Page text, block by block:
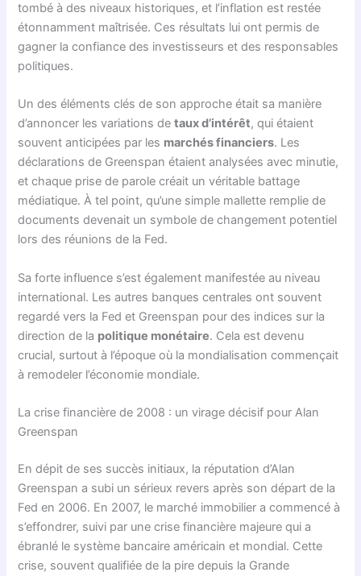
tombé à des niveaux historiques, et l’inflation est restée
étonnamment maîtrisée. Ces résultats lui ont permis de
gagner la confiance des investisseurs et des responsables
politiques.
Un des éléments clés de son approche était sa manière
d’annoncer les variations detaux d’intérêt, qui étaient
souvent anticipées par les marchés financiers. Les
déclarations de Greenspan étaient analysées avec minutie,
et chaque prise de parole créait un véritable battage
médiatique. À tel point, qu’une simple mallette remplie de
documents devenait un symbole de changement potentiel
lors des réunions de la Fed.
Sa forte influence s’est également manifestée au niveau
international. Les autres banques centrales ont souvent
regardé vers la Fed et Greenspan pour des indices sur la
direction de la politique monétaire. Cela est devenu
crucial, surtout à l’époque où la mondialisation commençait
à remodeler l’économie mondiale.
La crise financière de 2008 : un virage décisif pour Alan
Greenspan
En dépit de ses succès initiaux, la réputation d’Alan
Greenspan a subi un sérieux revers après son départ de la
Fed en 2006. En 2007, le marché immobilier a commencé à
s’effondrer, suivi par une crise financière majeure qui a
ébranlé le système bancaire américain et mondial. Cette
crise, souvent qualifiée de la pire depuis la Grande